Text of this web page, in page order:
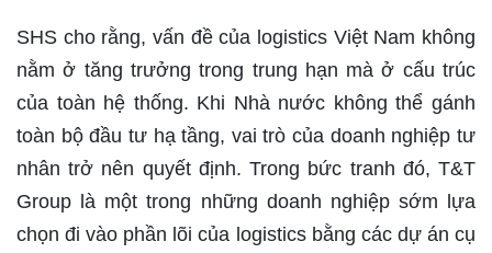
SHS cho rằng, vấn đề của logistics Việt Nam không
nằm ở tăng trưởng trong trung hạn mà ở cấu trúc
của toàn hệ thống. Khi Nhà nước không thể gánh
toàn bộ đầu tư hạ tầng, vai trò của doanh nghiệp tư
nhân trở nên quyết định. Trong bức tranh đó, T&T
Group là một trong những doanh nghiệp sớm lựa
chọn đi vào phần lõi của logistics bằng các dự án cụ